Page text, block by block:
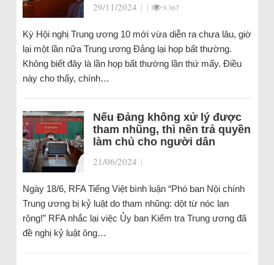
29/11/2024 | | 9.367
Kỳ Hội nghị Trung ương 10 mới vừa diễn ra chưa lâu, giờ
lại một lần nữa Trung ương Đảng lại họp bất thường.
Không biết đây là lần họp bất thường lần thứ mấy. Điều
này cho thấy, chính…
Nếu Đảng không xử lý được
tham nhũng, thì nên trả quyền
làm chủ cho người dân
21/06/2024 |
Ngày 18/6, RFA Tiếng Việt bình luận “Phó ban Nội chính
Trung ương bị kỷ luật do tham nhũng: dột từ nóc lan
rộng!” RFA nhắc lại việc Ủy ban Kiểm tra Trung ương đã
đề nghị kỷ luật ông…